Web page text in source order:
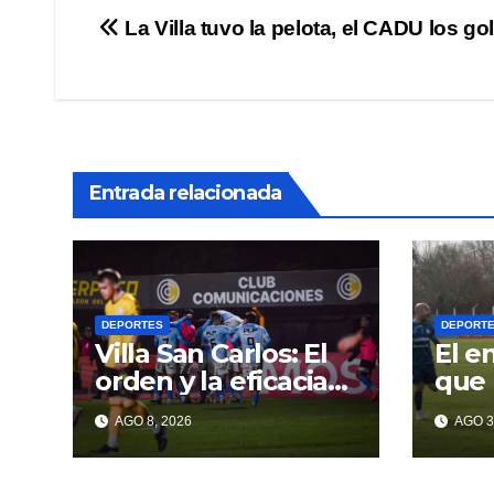
Navegación
La Villa tuvo la pelota, el CADU los
Entrada relacionada
DEPORTES
Villa San Carlos: El
orden y la eficacia
dieron sus frutos
AGO 8, 2026
El
que
AGO